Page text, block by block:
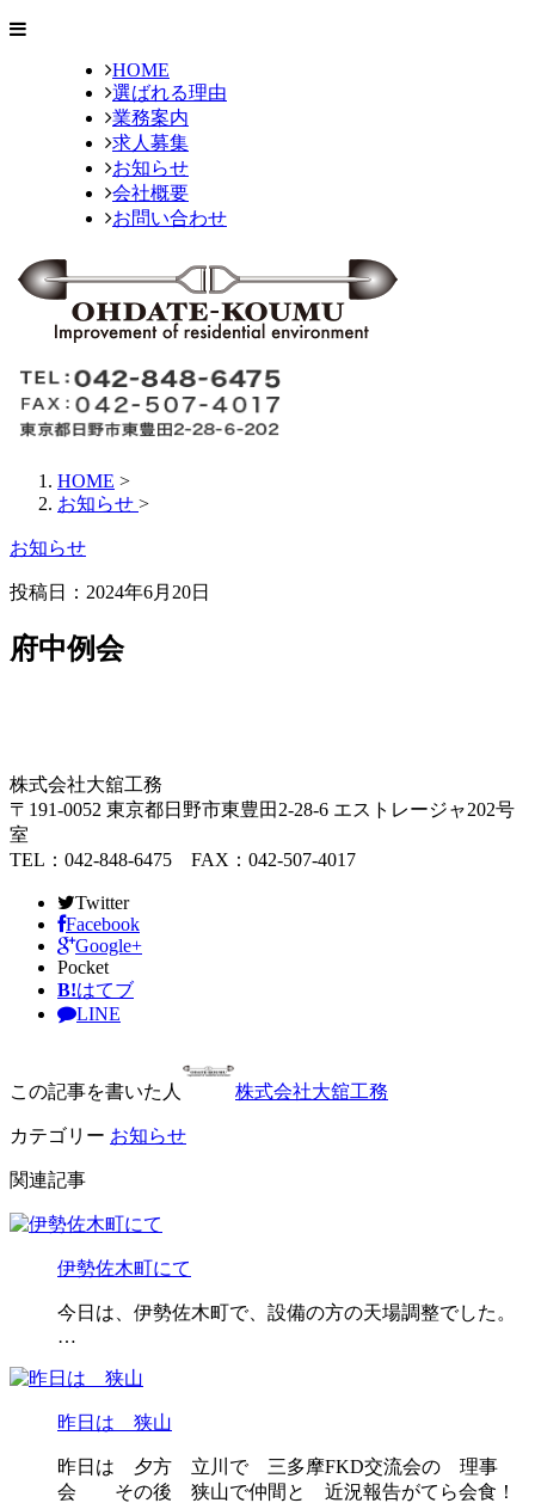
HOME
選ばれる理由
業務案内
求人募集
お知らせ
会社概要
お問い合わせ
HOME >
お知らせ >
お知らせ
投稿日： 2024年6月20日
府中例会
株式会社大舘工務
〒191-0052 東京都日野市東豊田2-28-6 エストレージャ202号
室
TEL：042-848-6475 FAX：042-507-4017
Twitter
Facebook
Google+
Pocket
B!はてブ
LINE
この記事を書いた人 株式会社大舘工務
カテゴリー お知らせ
関連記事
伊勢佐木町にて
今日は、伊勢佐木町で、設備の方の天場調整でした。
…
昨日は 狭山
昨日は 夕方 立川で 三多摩FKD交流会の 理事
会 その後 狭山で仲間と 近況報告がてら会食！